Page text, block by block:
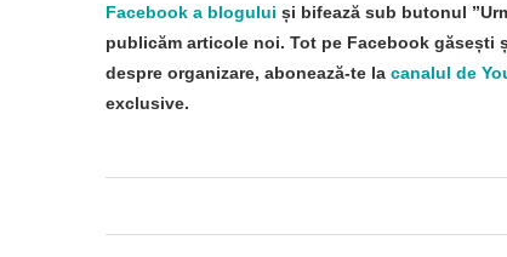
Facebook a blogului și bifează sub butonul
publicăm articole noi. Tot pe Facebook găsești
despre organizare, abonează-te la canalul de
exclusive.